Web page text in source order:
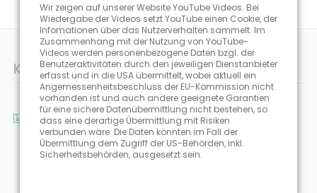
KONTAKT-DATEN
PraxisCheckpoint GmbH
Patrick Krumrey
Umlostraße 5
Wir zeigen auf unserer Website YouTube Videos. Bei
Wiedergabe der Videos setzt YouTube einen Cookie, der
Infomationen über das Nutzerverhalten sammelt. Im
Zusammenhang mit der Nutzung von YouTube-
Videos werden personenbezogene Daten bzgl. der
Benutzeraktivitäten durch den jeweiligen Dienstanbieter
erfasst und in die USA übermittelt, wobei aktuell ein
Angemessenheitsbeschluss der EU-Kommission nicht
vorhanden ist und auch andere geeignete Garantien
für eine sichere Datenübermittlung nicht bestehen, so
dass eine derartige Übermittlung mit Risiken
verbunden wäre. Die Daten könnten im Fall der
Übermittlung dem Zugriff der US-Behörden, inkl.
Sicherheitsbehörden, ausgesetzt sein.